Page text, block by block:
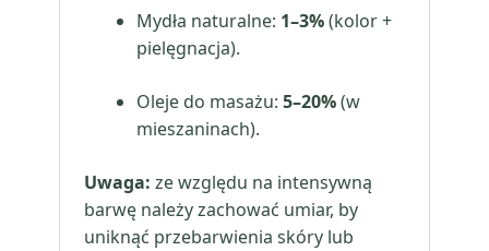
Mydła naturalne: 1–3%(kolor +
pielęgnacja).
Oleje do masażu: 5–20%(w
mieszaninach).
Uwaga: ze względu na intensywną
barwę należy zachować umiar, by
uniknąć przebarwienia skóry lub